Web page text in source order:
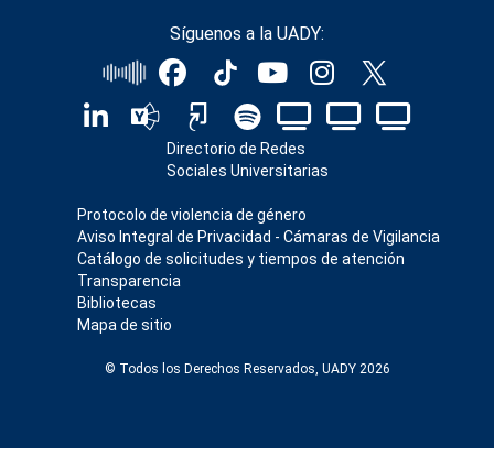
Síguenos a la UADY:
Directorio de Redes
Sociales Universitarias
Protocolo de violencia de género
Aviso Integral de Privacidad - Cámaras de Vigilancia
Catálogo de solicitudes y tiempos de atención
Transparencia
Bibliotecas
Mapa de sitio
© Todos los Derechos Reservados, UADY 2026